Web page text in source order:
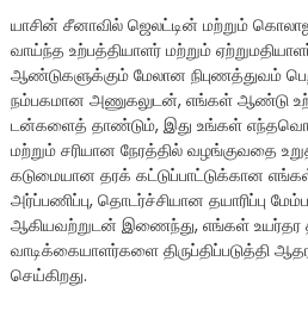
யாசின் சீனாவில் ஜெலட்டின் மற்றும்
வாய்ந்த உற்பத்தியாளர் மற்றும்
ஆண்டுகளுக்கும் மேலான நிபுணத்துவம்
நம்பகமான அணுகலுடன், எங்கள் ஆண்டு
டன்களைத் தாண்டும், இது உங்கள்
மற்றும் சரியான நேரத்தில் வழங்குவதை
கடுமையான தரக் கட்டுப்பாட்டுக்கான
அர்ப்பணிப்பு, தொடர்ச்சியான தயாரிப்பு
ஆகியவற்றுடன் இணைந்து, எங்கள் உயர்தர
வாடிக்கையாளர்களை திருப்திப்படுத்தி
செய்கிறது.